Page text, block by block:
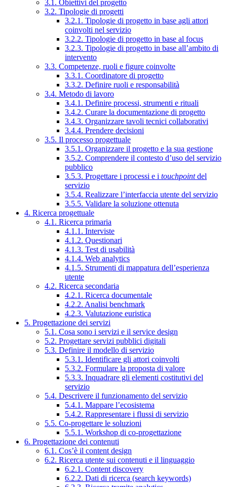
3.1. Obiettivi del progetto
3.2. Tipologie di progetti
3.2.1. Tipologie di progetto in base agli attori
coinvolti nel servizio
3.2.2. Tipologie di progetto in base al focus
3.2.3. Tipologie di progetto in base all’ambito di
intervento
3.3. Competenze, ruoli e figure coinvolte
3.3.1. Coordinatore di progetto
3.3.2. Definire ruoli e responsabilità
3.4. Metodo di lavoro
3.4.1. Definire processi, strumenti e rituali
3.4.2. Curare la documentazione di progetto
3.4.3. Organizzare tavoli tecnici collaborativi
3.4.4. Prendere decisioni
3.5. Il processo progettuale
3.5.1. Organizzare il progetto e la sua gestione
3.5.2. Comprendere il contesto d’uso del servizio
pubblico
3.5.3. Progettare i processi e i touchpointdel
servizio
3.5.4. Realizzare l’interfaccia utente del servizio
3.5.5. Validare la soluzione ottenuta
4. Ricerca progettuale
4.1. Ricerca primaria
4.1.1. Interviste
4.1.2. Questionari
4.1.3. Test di usabilità
4.1.4. Web analytics
4.1.5. Strumenti di mappatura dell’esperienza
utente
4.2. Ricerca secondaria
4.2.1. Ricerca documentale
4.2.2. Analisi benchmark
4.2.3. Valutazione euristica
5. Progettazione dei servizi
5.1. Cosa sono i servizi e il service design
5.2. Progettare servizi pubblici digitali
5.3. Definire il modello di servizio
5.3.1. Identificare gli attori coinvolti
5.3.2. Formulare la proposta di valore
5.3.3. Inquadrare gli elementi costitutivi del
servizio
5.4. Descrivere il funzionamento del servizio
5.4.1. Mappare l’ecosistema
5.4.2. Rappresentare i flussi di servizio
5.5. Co-progettare le soluzioni
5.5.1. Workshop di co-progettazione
6. Progettazione dei contenuti
6.1. Cos’è il content design
6.2. Ricerca utente sui contenuti e il linguaggio
6.2.1. Content discovery
6.2.2. Dati di ricerca (search keywords)